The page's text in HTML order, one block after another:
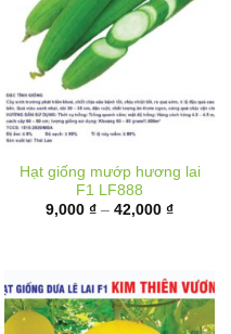
Hạt giống mướp hương lai
F1 LF888
9,000 ₫ – 42,000 ₫Khoảng
42,000 ₫